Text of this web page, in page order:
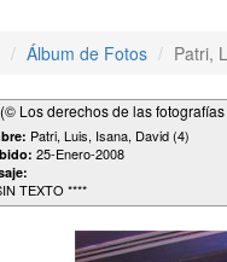
Álbum de Fotos Patri,
(© Los derechos de las
Patri, Luis, Isana, David (4)
25-Enero-2008
TEXTO ****